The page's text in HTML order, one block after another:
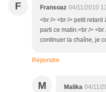
F Fransoaz 04/11/2010
<br /> <br /> petit
parti ce matin.<br />
continuer la chaîne, je
Répondre
M Malika 04/11/